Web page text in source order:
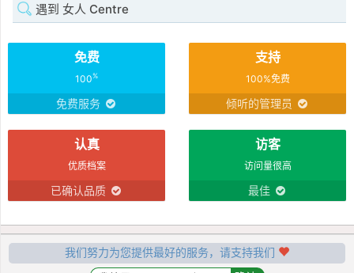
遇到 女人 Centre
免费
100%
免费服务
支持
100%免费
倾听的管理员
认真
优质档案
已确认品质
访客
访问量很高
最佳
我们努力为您提供最好的服务，请支持我们